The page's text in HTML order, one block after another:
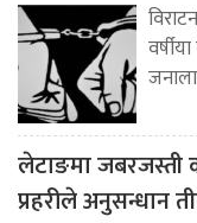
लेटाङमा जबरजस्ती
प्रहरीले अनुसन्धान